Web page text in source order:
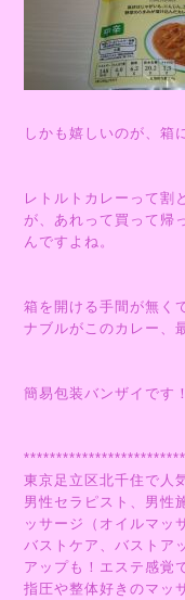
しかも嬉しいのが、箱
レトルトカレーって割
が、あれって買って帰
んですよね。
箱を開ける手間が無く
ナブルがこのカレー、
簡易包装バンザイです
東京足立区北千住で人
男性セラピスト、男性
ッサージ（オイルマッ
バストケア、バストア
アップも！エステ感覚
指圧や整体好きのマッ